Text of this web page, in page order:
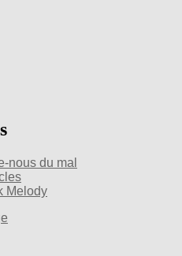
nous du mal
Melody